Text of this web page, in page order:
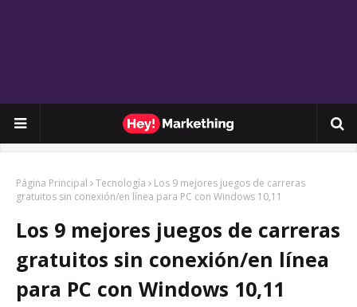
Página Principal Tecnología
Los 9 mejores juegos de carreras
gratuitos sin conexión/en línea para PC con Windows 10,11
Los 9 mejores juegos de carreras
gratuitos sin conexión/en línea
para PC con Windows 10,11